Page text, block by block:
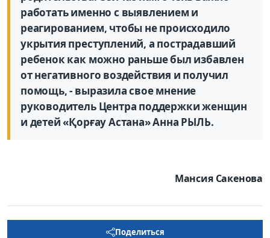
работать именно с выявлением и
реагированием, чтобы не происходило
укрытия преступ­лений, а пострадавший
ребенок как можно раньше был избавлен
от негативного воздействия и получил
помощь, - выразила свое мнение
руководитель Центра поддержки женщин
и детей «Қорғау Астана» Анна РЫЛЬ.
Мансия Сакенова
Поделиться